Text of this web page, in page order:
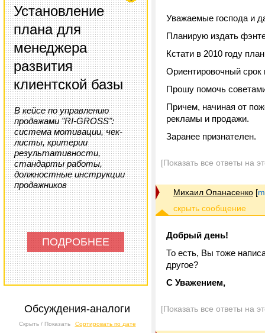
Установление
плана для
менеджера
развития
клиентской базы
В кейсе по управлению
продажами "RI-GROSS":
система мотивации, чек-
листы, критерии
результативности,
стандарты работы,
должностные инструкции
продажников
ПОДРОБНЕЕ
Обсуждения-аналоги
Скрыть / Показать Сортировать по дате
Уважаемые господа и
Планирую издать
Кстати в 2010 году
Ориентировочный срок
Прошу помочь
Причем, начиная от
рекламы и продажи.
Заранее признателен.
[Показать все ответы на
Михаил Опанасенко [
Добрый день!
То есть, Вы тоже
другое?
С Уважением,
[Показать все ответы на